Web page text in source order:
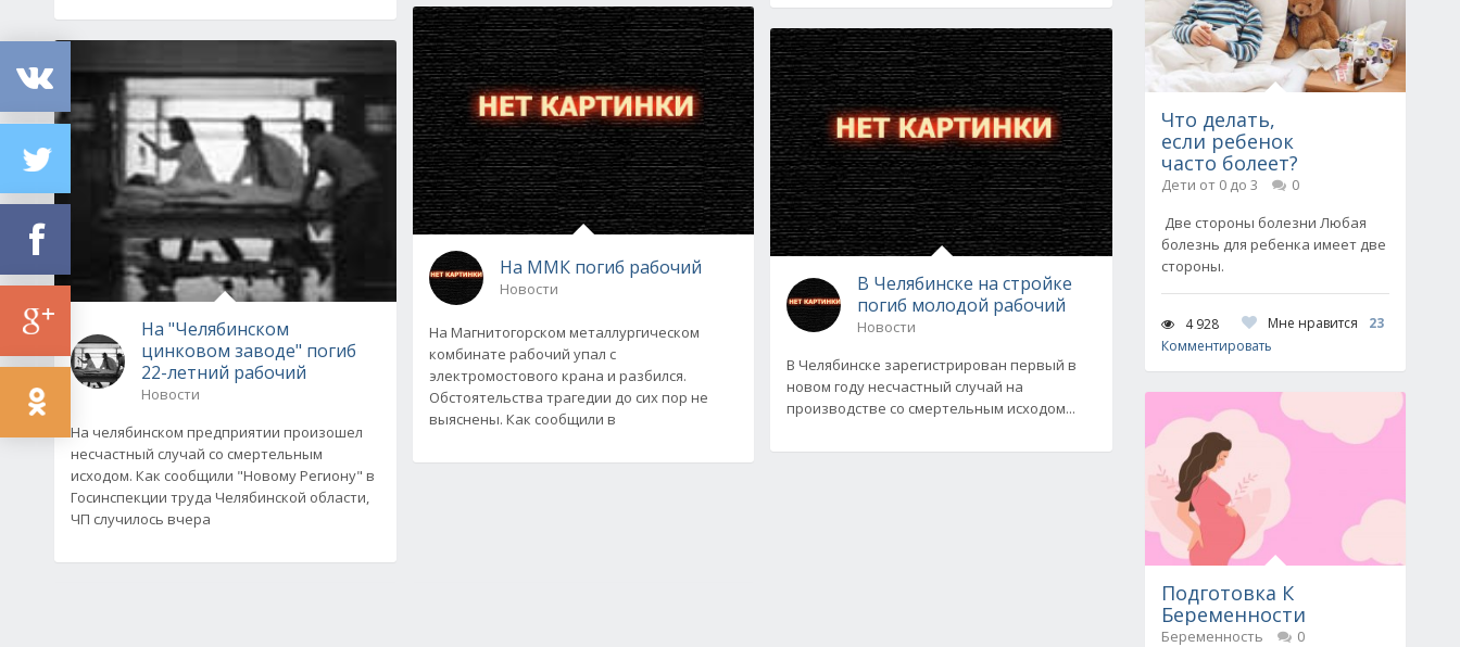
На "Челябинском
цинковом заводе" погиб
22-летний рабочий
Новости
На челябинском предприятии произошел
несчастный случай со смертельным
исходом. Как сообщили "Новому Региону" в
Госинспекции труда Челябинской области,
ЧП случилось вчера
На ММК погиб рабочий
Новости
На Магнитогорском металлургическом
комбинате рабочий упал с
электромостового крана и разбился.
Обстоятельства трагедии до сих пор не
выяснены. Как сообщили в
В Челябинске на стройке
погиб молодой рабочий
Новости
В Челябинске зарегистрирован первый в
новом году несчастный случай на
производстве со смертельным исходом...
Что делать,
если ребенок
часто болеет?
Дети от 0 до 3
0
Две стороны болезни Любая
болезнь для ребенка имеет две
стороны.
4 928 Мне нравится
23
Комментировать
Подготовка К
Беременности
Беременность
0